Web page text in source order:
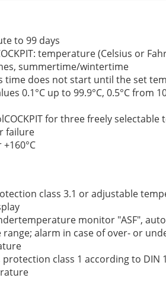
to 99 days
temperature (Celsius or
summertime/wintertime
time does not start until the set
0.1°C up to 99.9°C, 0.5°C from
for three freely selectable
failure
class 3.1 or adjustable
monitor "ASF",
alarm in case of over- or
class 1 according to DIN